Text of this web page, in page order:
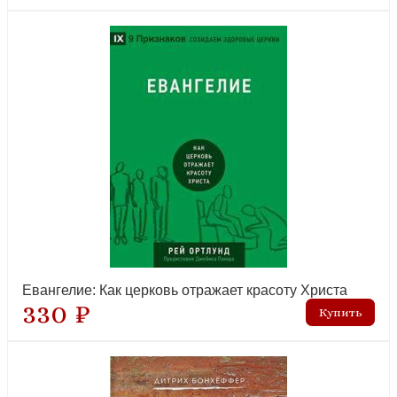
Беньян Д. Путешествие Пилигрима в Небесную Страну
(Эксклюзивная классика)
рекомендуем
Евангелие: Как церковь отражает красоту Христа
330 ₽